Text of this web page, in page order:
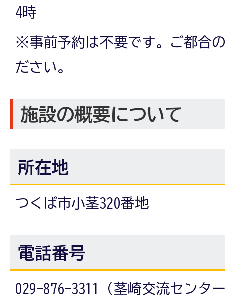
4時
※事前予約は不要です。ご都合
ださい。
施設の概要について
所在地
つくば市小茎320番地
電話番号
029-876-3311（茎崎交流センタ